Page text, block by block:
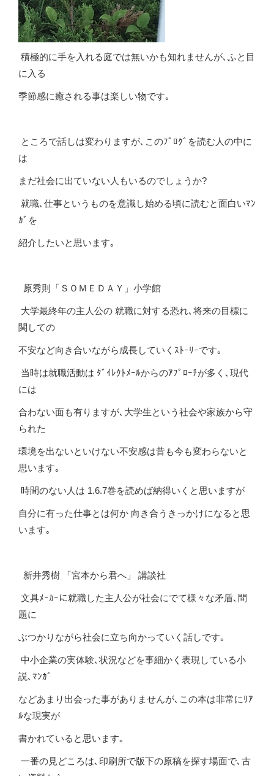
積極的に手を入れる庭では無いかも知れませんが､ふと目
に入る
季節感に癒される事は楽しい物です｡
ところで話しは変わりますが､このﾌﾞﾛｸﾞを読む人の中に
は
まだ社会に出ていない人もいるのでしょうか?
就職､仕事というものを意識し始める頃に読むと面白いﾏﾝ
ｶﾞを
紹介したいと思います｡
原秀則「ＳＯＭＥＤＡＹ」小学館
大学最終年の主人公の 就職に対する恐れ､将来の目標に
関しての
不安など向き合いながら成長していくｽﾄｰﾘｰです｡
当時は就職活動は ﾀﾞｲﾚｸﾄﾒｰﾙからのｱﾌﾟﾛｰﾁが多く､現代
には
合わない面も有りますが､大学生という社会や家族から守
られた
環境を出ないといけない不安感は昔も今も変わらないと
思います｡
時間のない人は 1.6.7巻を読めば納得いくと思いますが
自分に有った仕事とは何か 向き合うきっかけになると思
います｡
新井秀樹 「宮本から君へ」 講談社
文具ﾒｰｶｰに就職した主人公が社会にでて様々な矛盾､問
題に
ぶつかりながら社会に立ち向かっていく話しです｡
中小企業の実体験､状況などを事細かく表現している小
説､ﾏﾝｶﾞ
などあまり出会った事がありませんが､この本は非常にﾘｱ
ﾙな現実が
書かれていると思います｡
一番の見どころは､印刷所で版下の原稿を探す場面で､古